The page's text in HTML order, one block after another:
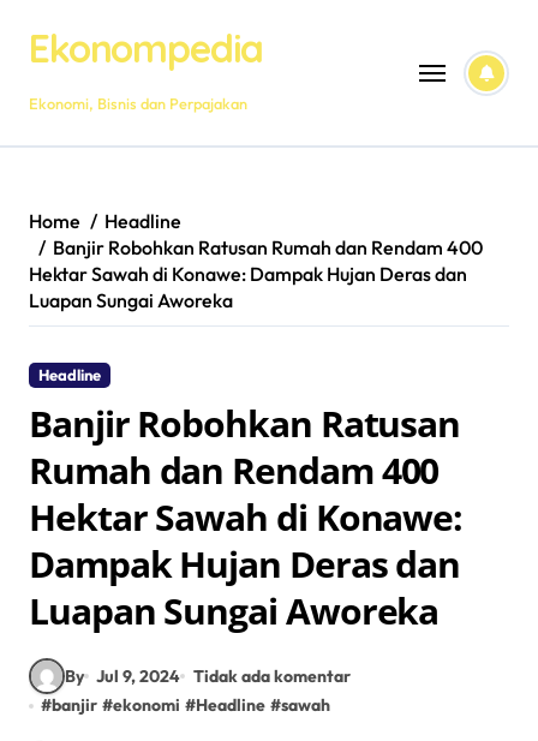
contentEkonompedia
Ekonomi, Bisnis dan Perpajakan
Home
Headline
Banjir Robohkan Ratusan Rumah dan Rendam 400
Hektar Sawah di Konawe: Dampak Hujan Deras dan
Luapan Sungai Aworeka
Headline
Banjir Robohkan Ratusan
Rumah dan Rendam 400
Hektar Sawah di Konawe:
Dampak Hujan Deras dan
Luapan Sungai Aworeka
By Jul 9, 2024 Tidak ada komentar
#banjir #ekonomi #Headline #sawah